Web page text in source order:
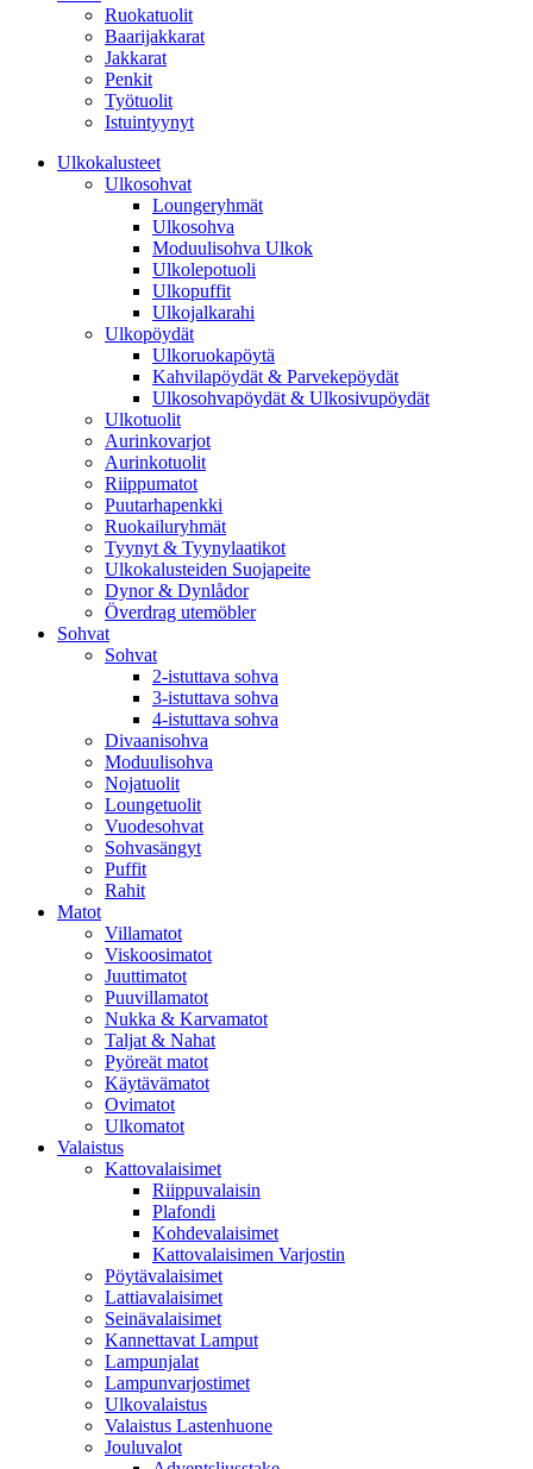
Ruokatuolit
Baarijakkarat
Jakkarat
Penkit
Työtuolit
Istuintyynyt
Ulkokalusteet
Ulkosohvat
Loungeryhmät
Ulkosohva
Moduulisohva Ulkok
Ulkolepotuoli
Ulkopuffit
Ulkojalkarahi
Ulkopöydät
Ulkoruokapöytä
Kahvilapöydät & Parvekepöydät
Ulkosohvapöydät & Ulkosivupöydät
Ulkotuolit
Aurinkovarjot
Aurinkotuolit
Riippumatot
Puutarhapenkki
Ruokailuryhmät
Tyynyt & Tyynylaatikot
Ulkokalusteiden Suojapeite
Dynor & Dynlådor
Överdrag utemöbler
Sohvat
Sohvat
2-istuttava sohva
3-istuttava sohva
4-istuttava sohva
Divaanisohva
Moduulisohva
Nojatuolit
Loungetuolit
Vuodesohvat
Sohvasängyt
Puffit
Rahit
Matot
Villamatot
Viskoosimatot
Juuttimatot
Puuvillamatot
Nukka & Karvamatot
Taljat & Nahat
Pyöreät matot
Käytävämatot
Ovimatot
Ulkomatot
Valaistus
Kattovalaisimet
Riippuvalaisin
Plafondi
Kohdevalaisimet
Kattovalaisimen Varjostin
Pöytävalaisimet
Lattiavalaisimet
Seinävalaisimet
Kannettavat Lamput
Lampunjalat
Lampunvarjostimet
Ulkovalaistus
Valaistus Lastenhuone
Jouluvalot